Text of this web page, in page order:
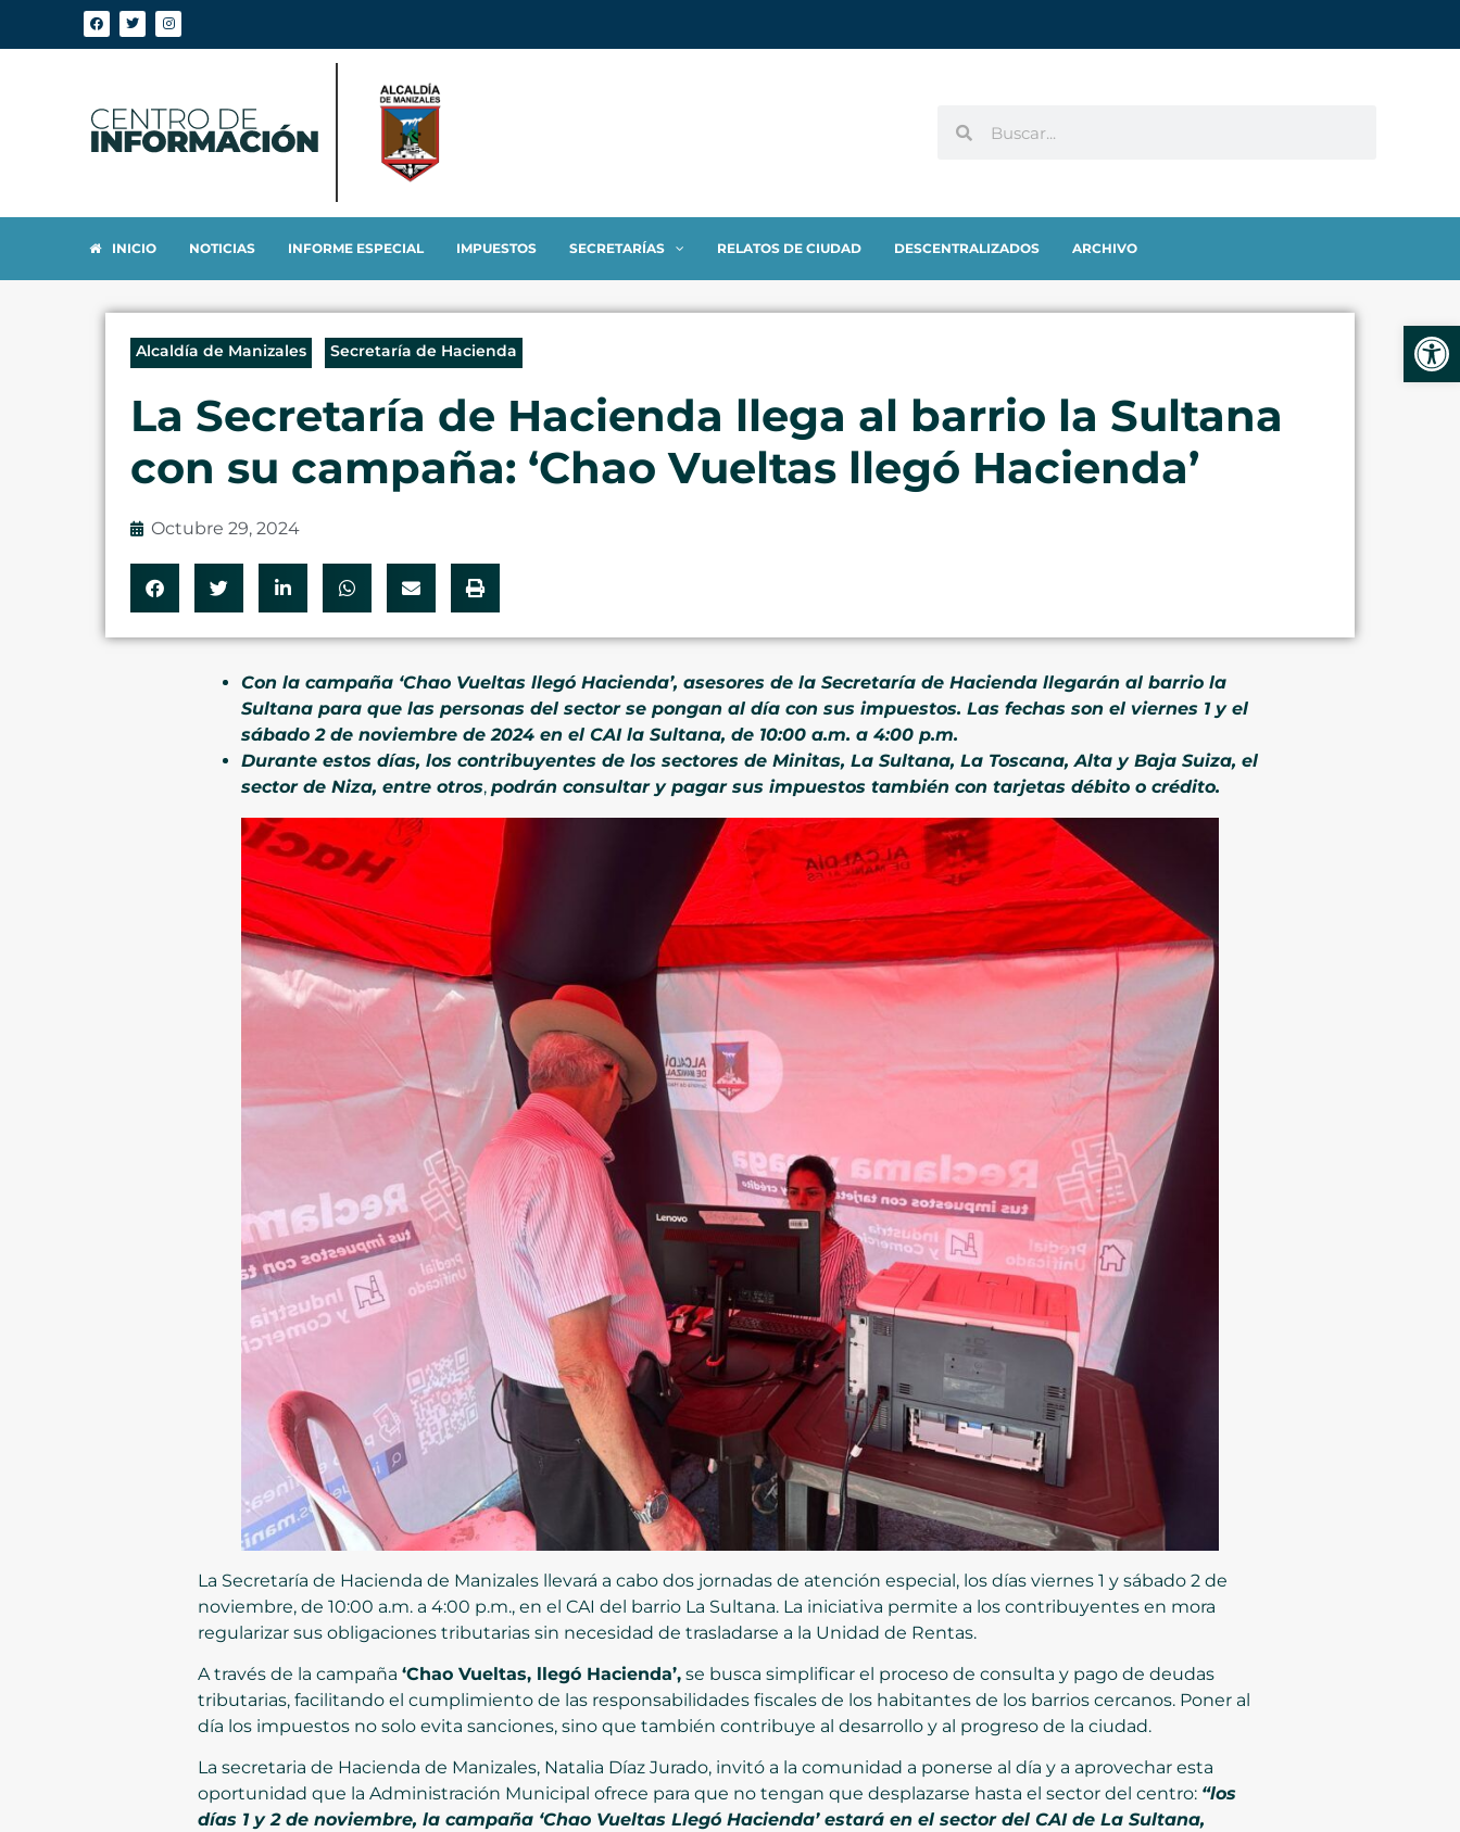
INICIO NOTICIAS INFORME ESPECIAL IMPUESTOS SECRETARÍAS RELATOS DE CIUDAD DESCENTRALIZADOS ARCHIVO
Alcaldía de Manizales Secretaría de Hacienda
La Secretaría de Hacienda llega al barrio la Sultana
con su campaña: ‘Chao Vueltas llegó Hacienda’
Octubre 29, 2024
Con la campaña ‘Chao Vueltas llegó Hacienda’, asesores de la Secretaría de Hacienda llegarán al barrio la
Sultana para que las personas del sector se pongan al día con sus impuestos. Las fechas son el viernes 1 y el
sábado 2 de noviembre de 2024 en el CAI la Sultana, de 10:00 a.m. a 4:00 p.m.
Durante estos días, los contribuyentes de los sectores de Minitas, La Sultana, La Toscana, Alta y Baja Suiza, el
sector de Niza, entre otros, podrán consultar y pagar sus impuestos también con tarjetas débito o crédito.
La Secretaría de Hacienda de Manizales llevará a cabo dos jornadas de atención especial, los días viernes 1 y sábado 2 de
noviembre, de 10:00 a.m. a 4:00 p.m., en el CAI del barrio La Sultana. La iniciativa permite a los contribuyentes en mora
regularizar sus obligaciones tributarias sin necesidad de trasladarse a la Unidad de Rentas.
A través de la campaña ‘Chao Vueltas, llegó Hacienda’, se busca simplificar el proceso de consulta y pago de deudas
tributarias, facilitando el cumplimiento de las responsabilidades fiscales de los habitantes de los barrios cercanos. Poner al
día los impuestos no solo evita sanciones, sino que también contribuye al desarrollo y al progreso de la ciudad.
La secretaria de Hacienda de Manizales, Natalia Díaz Jurado, invitó a la comunidad a ponerse al día y a aprovechar esta
oportunidad que la Administración Municipal ofrece para que no tengan que desplazarse hasta el sector del centro: “los
días 1 y 2 de noviembre, la campaña ‘Chao Vueltas Llegó Hacienda’ estará en el sector del CAI de La Sultana,